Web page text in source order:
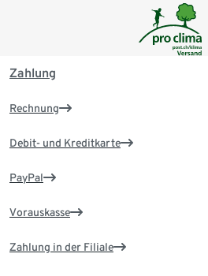
Zahlung
Rechnung
Debit- und Kreditkarte
PayPal
Vorauskasse
Zahlung in der Filiale